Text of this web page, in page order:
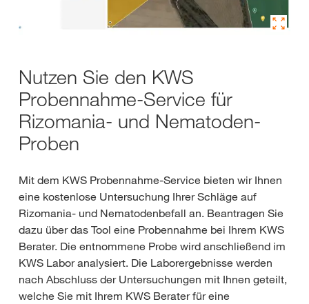
Nutzen Sie den KWS
Probennahme-Service für
Rizomania- und Nematoden-
Proben
Mit dem KWS Probennahme-Service bieten wir Ihnen
eine kostenlose Untersuchung Ihrer Schläge auf
Rizomania- und Nematodenbefall an. Beantragen Sie
dazu über das Tool eine Probennahme bei Ihrem KWS
Berater. Die entnommene Probe wird anschließend im
KWS Labor analysiert. Die Laborergebnisse werden
nach Abschluss der Untersuchungen mit Ihnen geteilt,
welche Sie mit Ihrem KWS Berater für eine